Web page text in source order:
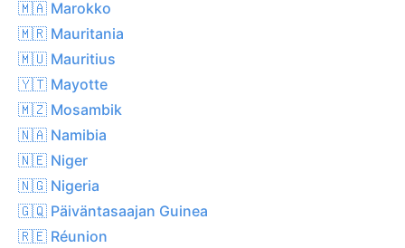
🇲🇦 Marokko
🇲🇷 Mauritania
🇲🇺 Mauritius
🇾🇹 Mayotte
🇲🇿 Mosambik
🇳🇦 Namibia
🇳🇪 Niger
🇳🇬 Nigeria
🇬🇶 Päiväntasaajan Guinea
🇷🇪 Réunion